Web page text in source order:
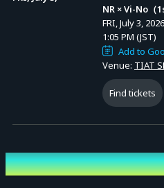
※3枚購入で1枚にサインは同回に限りま
デジショ 20秒 ￥2,600
20秒間で1枚スマートフォンを使用し撮
ピンまたはツーショットになります。
販売期間
6月10日 22:00 〜 7月1日23:59まで
NR × Vi-No（
FRI, July 3,
1:05 PM (JST)
Add to
Venue: TIAT
Find tickets
Venue